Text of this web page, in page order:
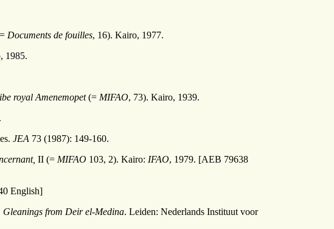
Documents de fouilles, 16). Kairo, 1977.
1985.
royal Amenemopet(= MIFAO, 73). Kairo, 1939.
JEA 73 (1987): 149-160.
II (= MIFAO 103, 2). Kairo: IFAO, 1979. [AEB 79638
English]
Gleanings from Deir el-Medina. Leiden: Nederlands Instituut voor